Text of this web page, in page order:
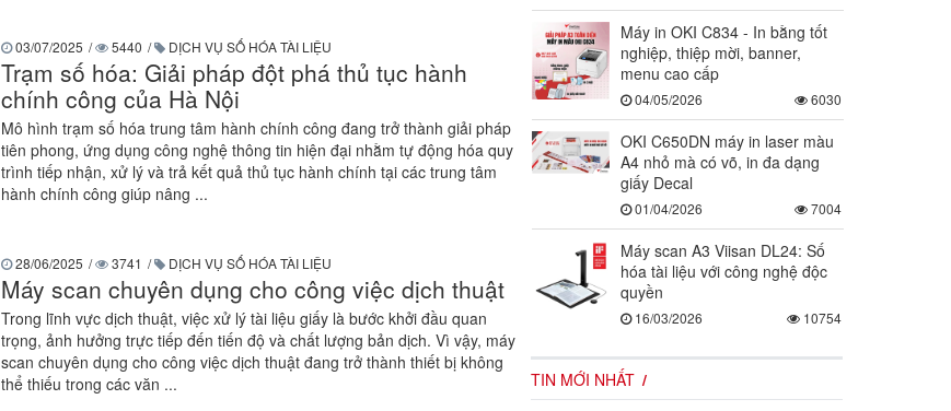
03/07/2025 / 5440 / DỊCH VỤ SỐ HÓA TÀI LIỆU
Trạm số hóa: Giải pháp đột phá thủ tục hành
chính công của Hà Nội
Mô hình trạm số hóa trung tâm hành chính công đang trở thành giải pháp
tiên phong, ứng dụng công nghệ thông tin hiện đại nhằm tự động hóa quy
trình tiếp nhận, xử lý và trả kết quả thủ tục hành chính tại các trung tâm
hành chính công giúp nâng ...
28/06/2025 / 3741 / DỊCH VỤ SỐ HÓA TÀI LIỆU
Máy scan chuyên dụng cho công việc dịch thuật
Trong lĩnh vực dịch thuật, việc xử lý tài liệu giấy là bước khởi đầu quan
trọng, ảnh hưởng trực tiếp đến tiến độ và chất lượng bản dịch. Vì vậy, máy
scan chuyên dụng cho công việc dịch thuật đang trở thành thiết bị không
thể thiếu trong các văn ...
Máy in OKI C834 - In bằng tốt
nghiệp, thiệp mời, banner,
menu cao cấp
04/05/2026 6030
OKI C650DN máy in laser màu
A4 nhỏ mà có võ, in đa dạng
giấy Decal
01/04/2026 7004
Máy scan A3 Viisan DL24: Số
hóa tài liệu với công nghệ độc
quyền
16/03/2026 10754
TIN MỚI NHẤT